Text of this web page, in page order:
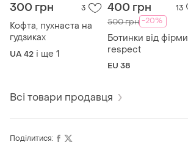
300 грн 3
Кофта, пухнаста на
гудзиках
UA 42 і ще 1
400 грн 13
500 грн -20%
Ботинки від фірми
respect
EU 38
Всі товари продавця
Поділитися: